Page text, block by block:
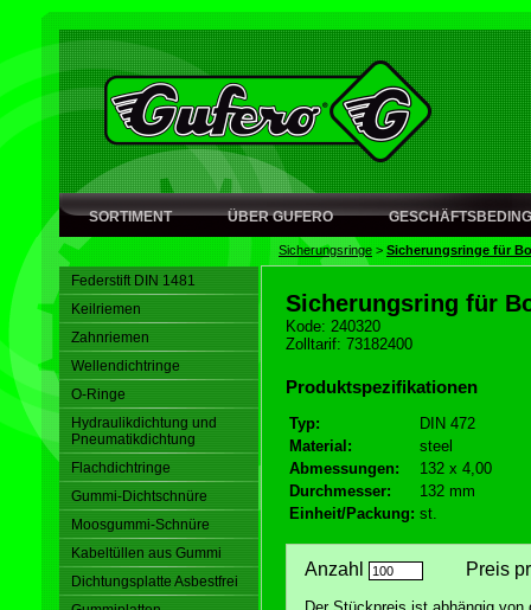
SORTIMENT ÜBER GUFERO
Sicherungsringe > Sicherungsringe für
Federstift DIN 1481
Keilriemen
Zahnriemen
Wellendichtringe
O-Ringe
Hydraulikdichtung und
Pneumatikdichtung
Flachdichtringe
Gummi-Dichtschnüre
Moosgummi-Schnüre
Kabeltüllen aus Gummi
Dichtungsplatte Asbestfrei
Sicherungsring für
Kode: 240320
Zolltarif: 73182400
Produktspezifikationen
Typ:
DIN 472
Material:
steel
Abmessungen:
132 x 4,00
Durchmesser:
132 mm
Einheit/Packung: st.
Anzahl Preis